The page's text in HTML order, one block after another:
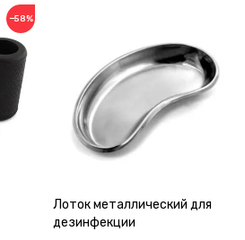
−58%
Лоток металлический для
дезинфекции